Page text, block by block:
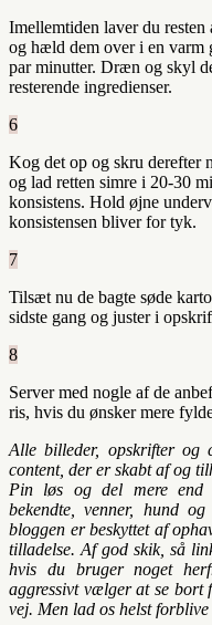
Imellemtiden laver du
og hæld dem over i en varm
par minutter. Dræn og skyl
resterende ingredienser.
6
Kog det op og skru derefter
og lad retten simre i 20-30
konsistens. Hold øjne
konsistensen bliver for tyk.
7
Tilsæt nu de bagte søde
sidste gang og juster i
8
Server med nogle af de
ris, hvis du ønsker mere
Alle billeder, opskrifter og
content, der er skabt af og
Pin løs og del mere end
bekendte, venner, hund
bloggen er beskyttet af
tilladelse. Af god skik, så
hvis du bruger noget
aggressivt vælger at se bort
vej. Men lad os helst forblive